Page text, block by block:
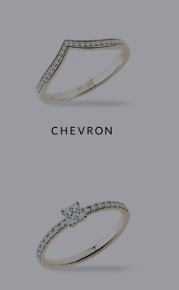
CHEVRON